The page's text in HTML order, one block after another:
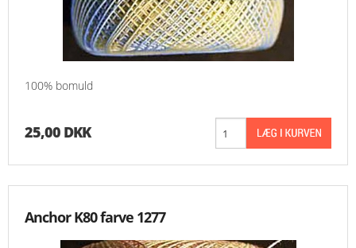
100% bomuld
25,00 DKK
Anchor K80 farve 1277